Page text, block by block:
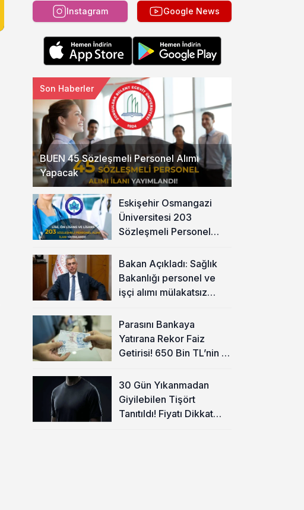
Instagram Google News
BUEN 45 Sözleşmeli Personel Alımı
Yapacak
Son Haberler
Eskişehir Osmangazi
Üniversitesi 203
Sözleşmeli Personel
Bakan Açıkladı: Sağlık
Bakanlığı personel ve
işçi alımı mülakatsız
Parasını Bankaya
Yatırana Rekor Faiz
Getirisi! 650 Bin TL’nin 1
30 Gün Yıkanmadan
Giyilebilen Tişört
Tanıtıldı! Fiyatı Dikkat